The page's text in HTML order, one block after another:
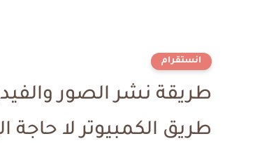
انستقرام
طريقة نشر الصور
طريق الكمبيوتر لا حاجة